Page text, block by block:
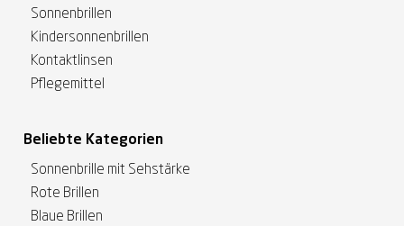
Sonnenbrillen
Kindersonnenbrillen
Kontaktlinsen
Pflegemittel
Beliebte Kategorien
Sonnenbrille mit Sehstärke
Rote Brillen
Blaue Brillen